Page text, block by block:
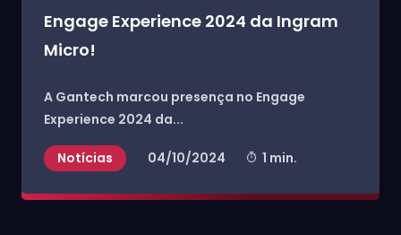
Engage Experience 2024 da Ingram
Micro!
A Gantech marcou presença no Engage
Experience 2024 da...
Notícias 04/10/2024 1 min.